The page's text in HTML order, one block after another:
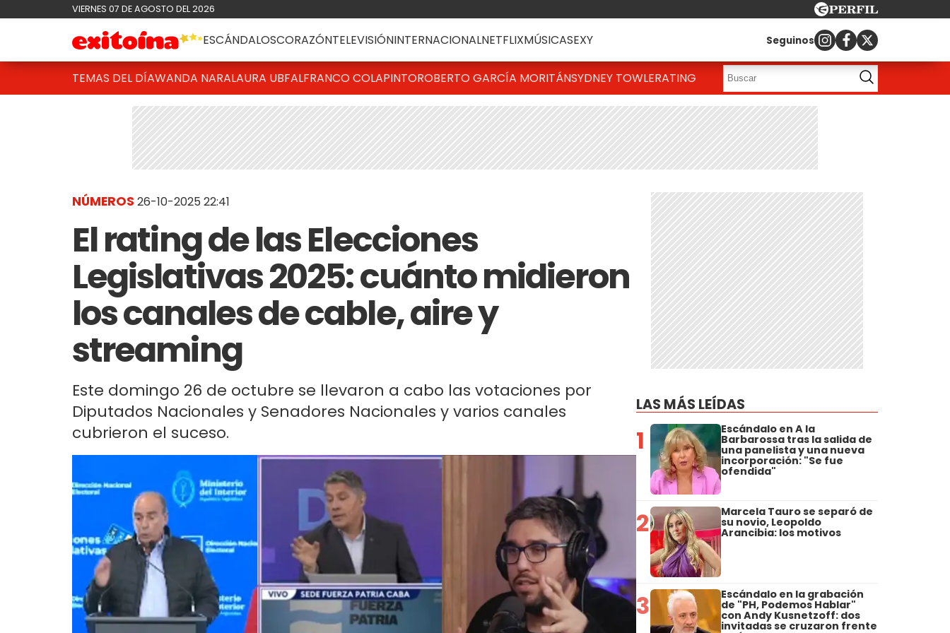
VIERNES 07 DE AGOSTO DEL 2026
ESCÁNDALOSCORAZÓNTELEVISIÓNINTERNACIONALNETFLIXMÚSICASEXY Seguinos
TEMAS DEL DÍAWANDA NARALAURA UBFALFRANCO COLAPINTOROBERTO GARCÍA MORITÁNSYDNEY TOWLERATING
NÚMEROS 26-10-2025 22:41
El rating de las Elecciones
Legislativas 2025: cuánto midieron
los canales de cable, aire y
streaming
Este domingo 26 de octubre se llevaron a cabo las votaciones por
Diputados Nacionales y Senadores Nacionales y varios canales
cubrieron el suceso.
LAS MÁS LEÍDAS
1 Escándalo en A la
Barbarossa tras la salida de
una panelista y una nueva
incorporación: "Se fue
ofendida"
2 Marcela Tauro se separó de
su novio, Leopoldo
Arancibia: los motivos
3 Escándalo en la grabación
de "PH, Podemos Hablar"
con Andy Kusnetzoff: dos
invitadas se cruzaron frente